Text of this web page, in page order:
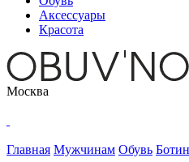
Аксессуары
Красота
Москва
Главная Мужчинам Обувь